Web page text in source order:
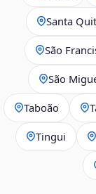
Santa
São
São
Taboão
Tingui